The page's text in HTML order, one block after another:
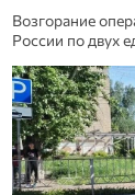
Возгорание
России по двух